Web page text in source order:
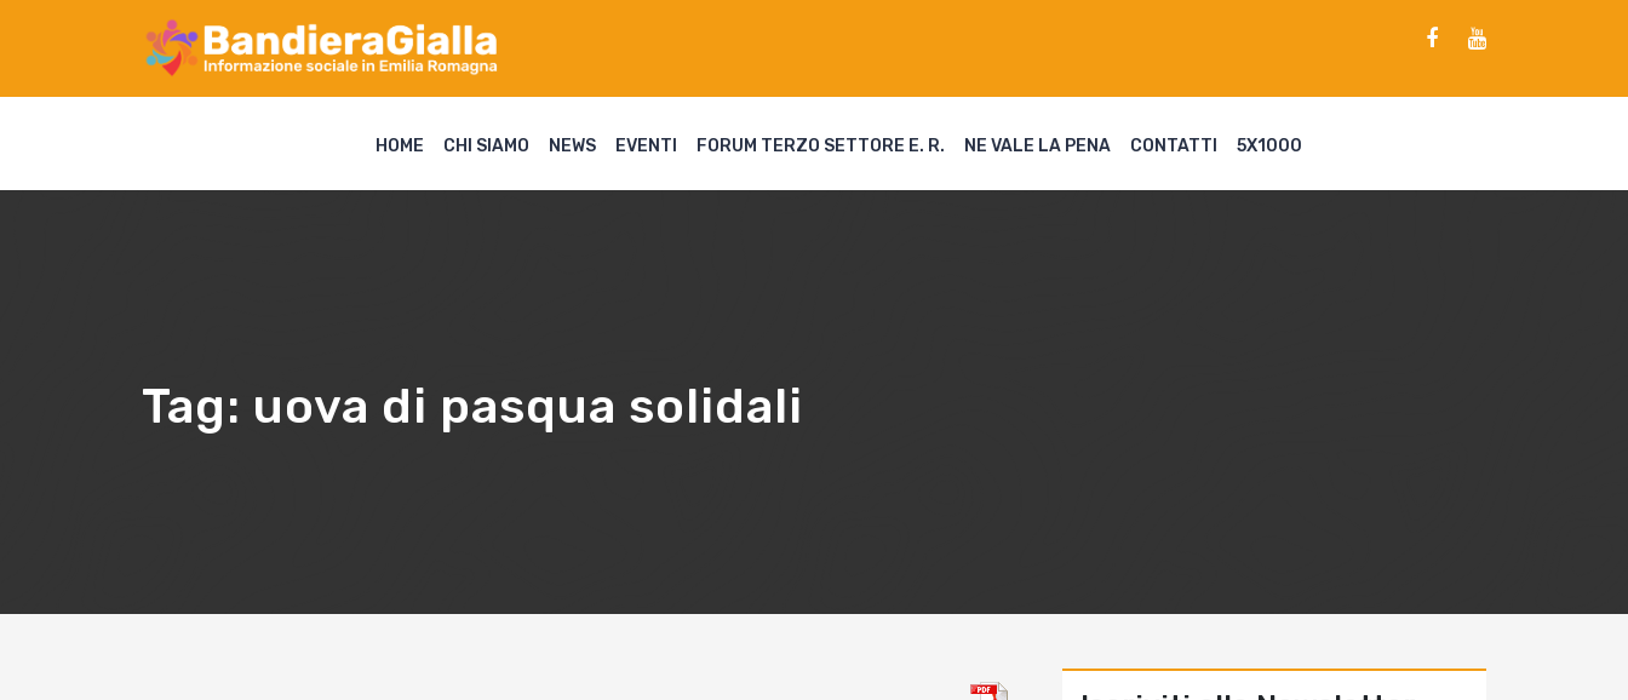
HOME CHI SIAMO NEWS EVENTI FORUM TERZO SETTORE E. R. NE VALE LA PENA CONTATTI 5X1000
Tag: uova di pasqua solidali